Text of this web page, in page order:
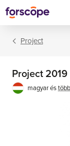
Project
Project
magyar és